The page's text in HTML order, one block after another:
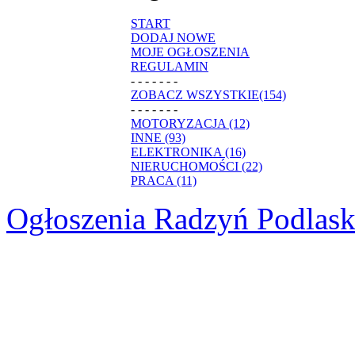
START
DODAJ NOWE
MOJE OGŁOSZENIA
REGULAMIN
- - - - - - -
ZOBACZ WSZYSTKIE(154)
- - - - - - -
MOTORYZACJA (12)
INNE (93)
ELEKTRONIKA (16)
NIERUCHOMOŚCI (22)
PRACA (11)
Ogłoszenia Radzyń